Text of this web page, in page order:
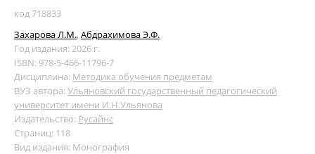
код 718833
Захарова Л.М., Абдрахимова Э.Ф.
Год издания: 2026 г.
ISBN: 978-5-466-11796-7
Дисциплина: Методика обучения предметам
ВУЗ автора:Ульяновский государственный педагогический
университет имени И.Н.Ульянова
Издательство: Русайнс
Страниц: 118
Вид издания: Монография